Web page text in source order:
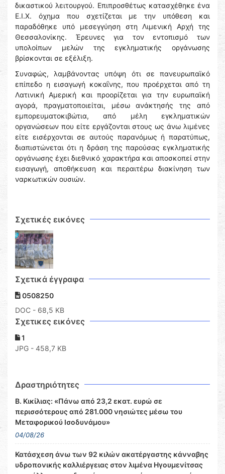
δικαστικού λειτουργού. Επιπροσθέτως κατασχέθηκε ένα
Ε.Ι.Χ. όχημα που σχετίζεται με την υπόθεση και
παραδόθηκε υπό μεσεγγύηση στη Λιμενική Αρχή της
Θεσσαλονίκης. Έρευνες για τον εντοπισμό των
υπολοίπων μελών της εγκληματικής οργάνωσης
βρίσκονται σε εξέλιξη.
Συναφώς, λαμβάνοντας υπόψη ότι σε πανευρωπαϊκό
επίπεδο η εισαγωγή κοκαΐνης, που προέρχεται από τη
Λατινική Αμερική και προορίζεται για την ευρωπαϊκή
αγορά, πραγματοποιείται, μέσω ανάκτησής της από
εμπορευματοκιβώτια, από μέλη εγκληματικών
οργανώσεων που είτε εργάζονται στους ως άνω λιμένες
είτε εισέρχονται σε αυτούς παρανόμως ή παρατύπως,
διαπιστώνεται ότι η δράση της παρούσας εγκληματικής
οργάνωσης έχει διεθνικό χαρακτήρα και αποσκοπεί στην
εισαγωγή, αποθήκευση και περαιτέρω διακίνηση των
ναρκωτικών ουσιών.
Σχετικές εικόνες
Σχετικά έγγραφα
0508250
DOC - 68,5 KB
Σχετικες εικόνες
1
JPG - 458,7 KB
Δραστηριότητες
Β. Κικίλιας: «Πάνω από 23,2 εκατ. ευρώ σε
περισσότερους από 281.000 νησιώτες μέσω του
Μεταφορικού Ισοδυνάμου»
04/08/26
Κατάσχεση άνω των 92 κιλών ακατέργαστης κάνναβης
υδροπονικής καλλιέργειας στον λιμένα Ηγουμενίτσας